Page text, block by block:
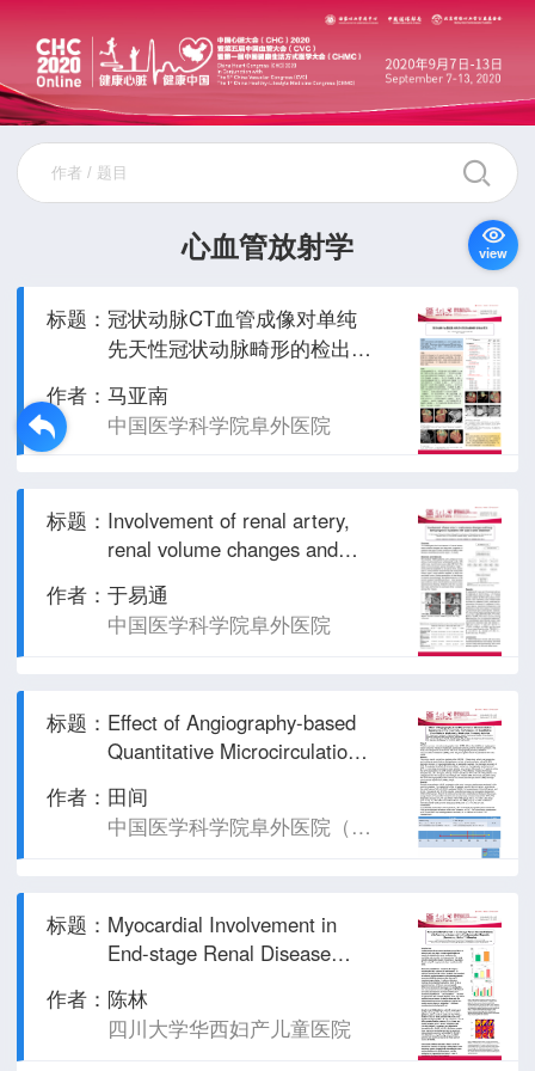
心血管放射学 view
标题： 冠状动脉CT血管成像对单纯
先天性冠状动脉畸形的检出情
作者：马亚南
中国医学科学院阜外医院
标题： Involvement of renal artery,
renal volume changes and
patients with type B aortic
dissection
作者：于易通
中国医学科学院阜外医院
标题： Effect of Angiography-based
Quantitative Microcirculation
Performance of Quantitative
Flow Ratio in Moderately
作者： 田间
中国医学科学院阜外医院（国家心血管病中心）心内科
标题： Myocardial Involvement in
End-stage Renal Disease
Assessed by Cardiovascular
Magnetic Resonance Native
作者： 陈林
四川大学华西妇产儿童医院